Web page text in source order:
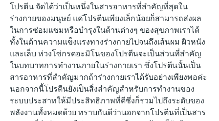
โปรตีน จัดได้ว่าเป็นหนึ่งในสารอาหารที่สำคัญที่สุดใน
ร่างกายของมนุษย์ แค่โปรตีนเพียงเล็กน้อยก็สามารถส่งผล
ในการซ่อมแซมหรือบำรุงในด้านต่างๆ ของสุขภาพเราได้
ทั้งในด้านความแข็งแรงทางร่างกายไปจนถึงเส้นผม ผิวหนัง
และเล็บ ห่วงโซ่กรดอะมิโนของโปรตีนจะเป็นส่วนที่สำคัญ
ในบทบาทการทำงานภายในร่างกายเรา ซึ่งโปรตีนนั้นเป็น
สารอาหารที่สำคัญมากถ้าร่างกายเราได้รับอย่างเพียงพอค่ะ
นอกจากนี้โปรตีนยังเป็นสิ่งสำคัญสำหรับการทำงานของ
ระบบประสาทให้มีประสิทธิภาพที่ดีซึ่งก็รวมไปถึงระดับของ
พลังงานทั้งหมดด้วย ทราบกันดีว่านอกจากโปรตีนที่เป็นสาร